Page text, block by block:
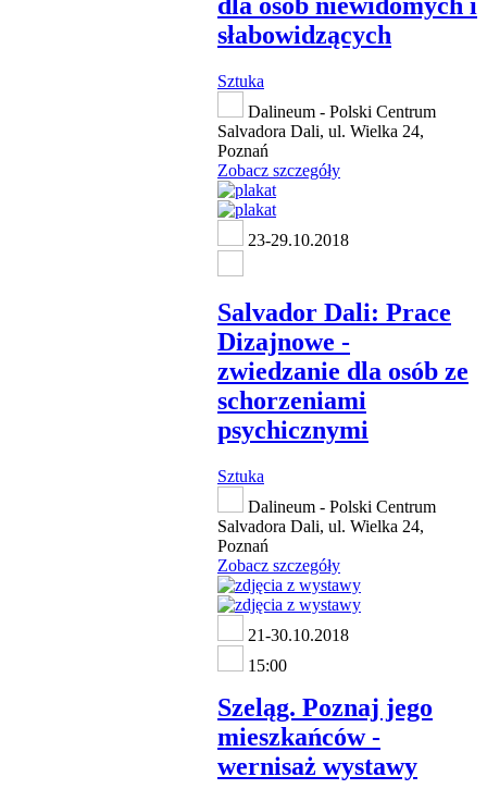
słabowidzących
Sztuka
Dalineum - Polski Centrum
Salvadora Dali, ul. Wielka 24,
Poznań
Zobacz szczegóły
23-29.10.2018
Salvador Dali: Prace
Dizajnowe -
zwiedzanie dla osób ze
schorzeniami
psychicznymi
Sztuka
Dalineum - Polski Centrum
Salvadora Dali, ul. Wielka 24,
Poznań
Zobacz szczegóły
21-30.10.2018
15:00
Szeląg. Poznaj jego
mieszkańców -
wernisaż wystawy